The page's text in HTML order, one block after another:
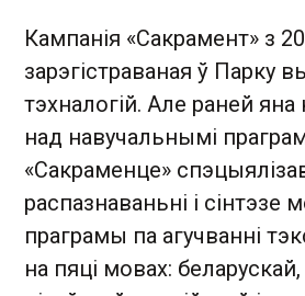
Кампанія «Сакрамент» з
зарэгістраваная ў Парку
тэхналогій. Але раней яна
над навучальнымі
«Сакраменце»
распазнаваньні і сінтэзе
праграмы па агучванні
на пяці мовах: беларускай,